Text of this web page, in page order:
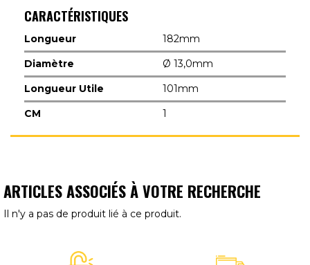
CARACTÉRISTIQUES
Longueur
182mm
Diamètre
Ø 13,0mm
Longueur Utile
101mm
CM
1
ARTICLES ASSOCIÉS À VOTRE RECHERCHE
Il n'y a pas de produit lié à ce produit.